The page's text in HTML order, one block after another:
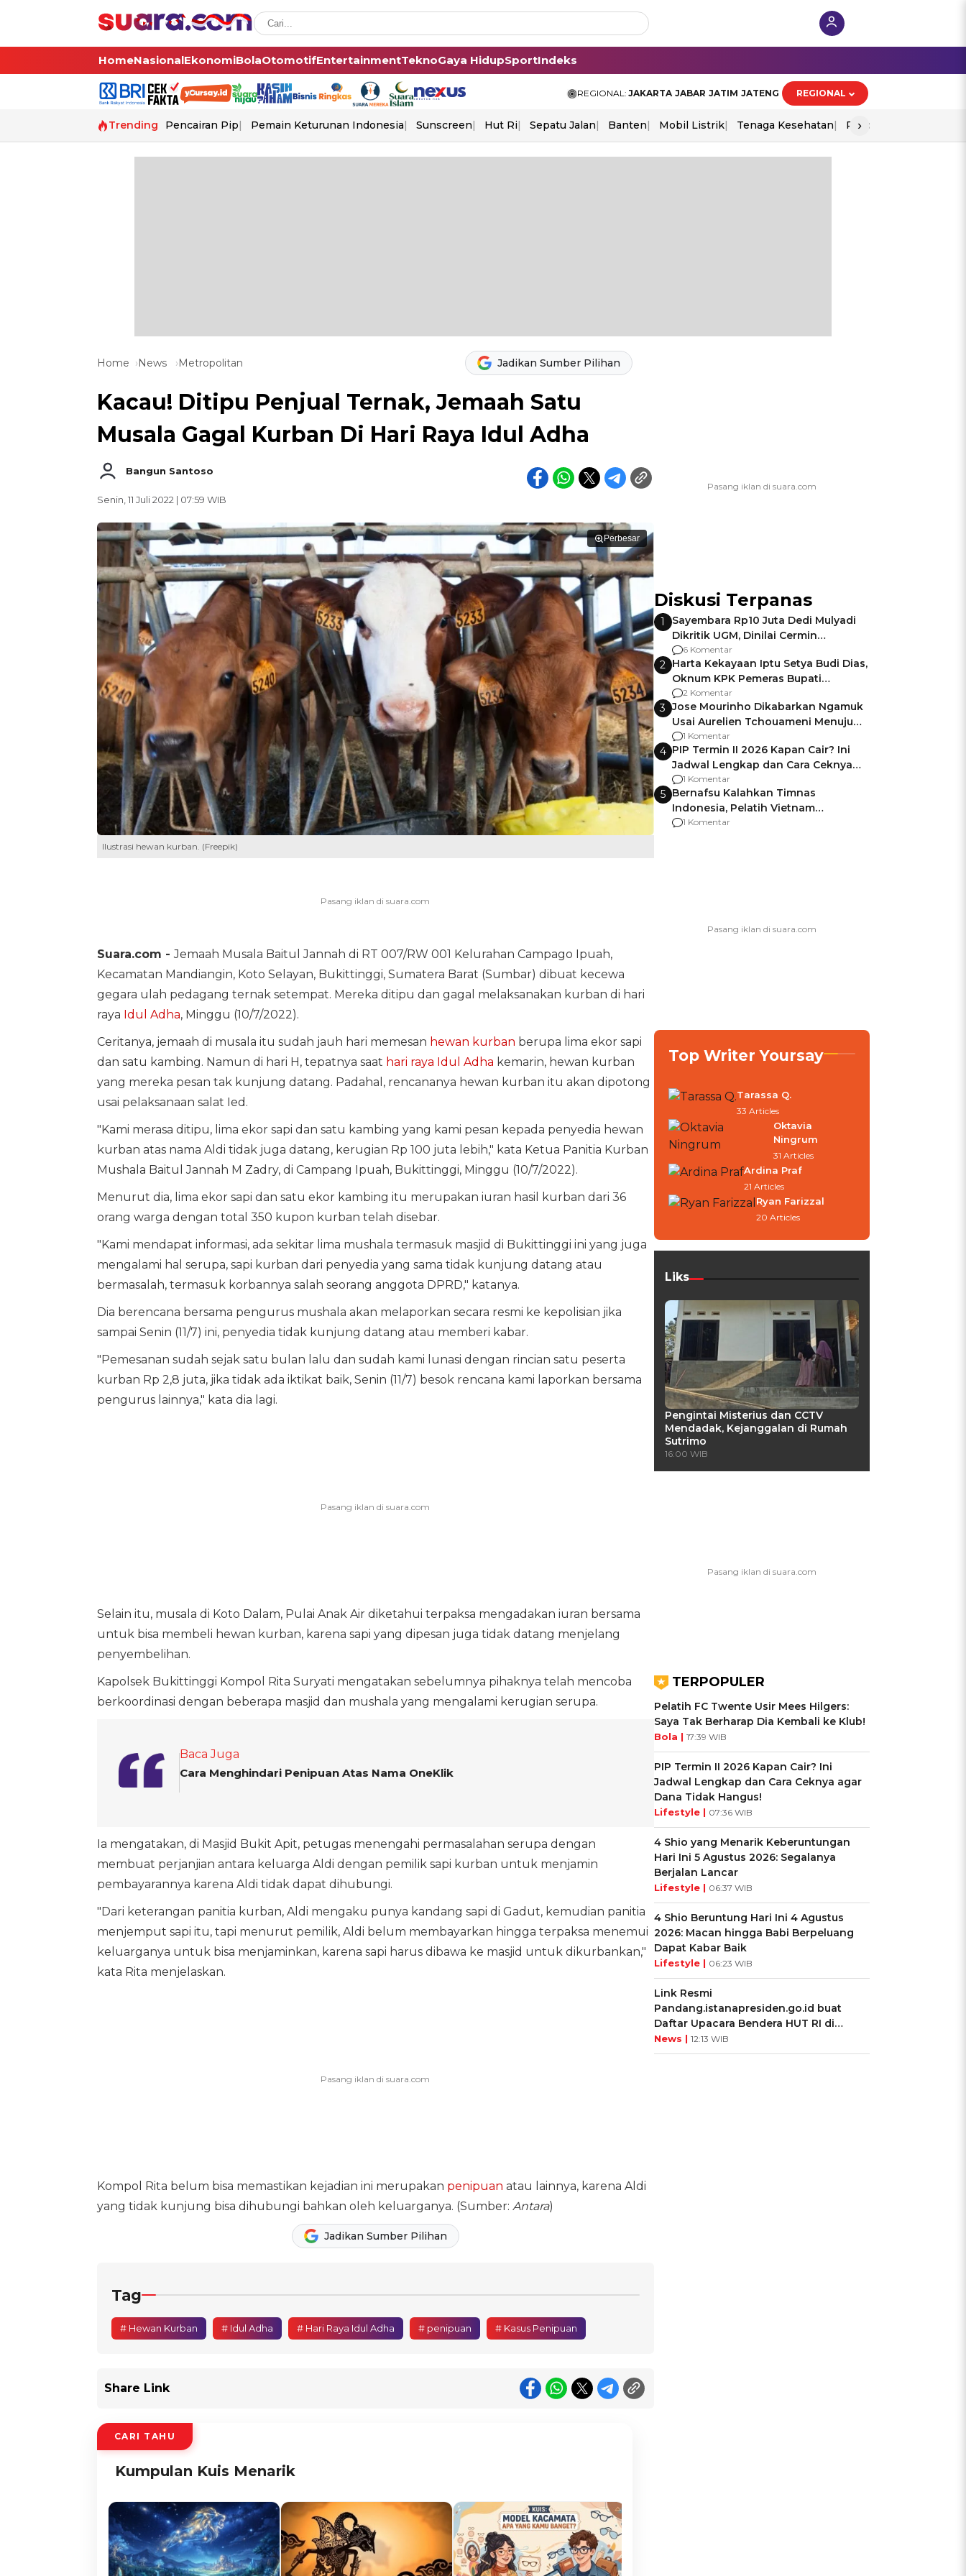
HomeNasionalEkonomiBolaOtomotifEntertainmentTeknoGaya HidupSportIndeks
REGIONAL: JAKARTA JABAR JATIM JATENG REGIONAL
Trending Pencairan Pip Pemain Keturunan Indonesia Sunscreen Hut Ri Sepatu Jalan Banten Mobil Listrik Tenaga Kesehatan Piala Aff 2026
›
Home News Metropolitan Jadikan Sumber Pilihan
Kacau! Ditipu Penjual Ternak, Jemaah Satu
Musala Gagal Kurban Di Hari Raya Idul Adha
Bangun Santoso
Senin, 11 Juli 2022 | 07:59 WIB
Perbesar
Ilustrasi hewan kurban. (Freepik)
Suara.com -Jemaah Musala Baitul Jannah di RT 007/RW 001 Kelurahan Campago Ipuah,
Kecamatan Mandiangin, Koto Selayan, Bukittinggi, Sumatera Barat (Sumbar) dibuat kecewa
gegara ulah pedagang ternak setempat. Mereka ditipu dan gagal melaksanakan kurban di hari
raya Idul Adha, Minggu (10/7/2022).
Ceritanya, jemaah di musala itu sudah jauh hari memesan hewan kurban berupa lima ekor sapi
dan satu kambing. Namun di hari H, tepatnya saat hari raya Idul Adha kemarin, hewan kurban
yang mereka pesan tak kunjung datang. Padahal, rencananya hewan kurban itu akan dipotong
usai pelaksanaan salat Ied.
"Kami merasa ditipu, lima ekor sapi dan satu kambing yang kami pesan kepada penyedia hewan
kurban atas nama Aldi tidak juga datang, kerugian Rp 100 juta lebih," kata Ketua Panitia Kurban
Mushala Baitul Jannah M Zadry, di Campang Ipuah, Bukittinggi, Minggu (10/7/2022).
Menurut dia, lima ekor sapi dan satu ekor kambing itu merupakan iuran hasil kurban dari 36
orang warga dengan total 350 kupon kurban telah disebar.
"Kami mendapat informasi, ada sekitar lima mushala termasuk masjid di Bukittinggi ini yang juga
mengalami hal serupa, sapi kurban dari penyedia yang sama tidak kunjung datang atau
bermasalah, termasuk korbannya salah seorang anggota DPRD," katanya.
Dia berencana bersama pengurus mushala akan melaporkan secara resmi ke kepolisian jika
sampai Senin (11/7) ini, penyedia tidak kunjung datang atau memberi kabar.
"Pemesanan sudah sejak satu bulan lalu dan sudah kami lunasi dengan rincian satu peserta
kurban Rp 2,8 juta, jika tidak ada iktikat baik, Senin (11/7) besok rencana kami laporkan bersama
pengurus lainnya," kata dia lagi.
Selain itu, musala di Koto Dalam, Pulai Anak Air diketahui terpaksa mengadakan iuran bersama
untuk bisa membeli hewan kurban, karena sapi yang dipesan juga tidak datang menjelang
penyembelihan.
Kapolsek Bukittinggi Kompol Rita Suryati mengatakan sebelumnya pihaknya telah mencoba
berkoordinasi dengan beberapa masjid dan mushala yang mengalami kerugian serupa.
Baca Juga
Cara Menghindari Penipuan Atas Nama OneKlik
Ia mengatakan, di Masjid Bukit Apit, petugas menengahi permasalahan serupa dengan
membuat perjanjian antara keluarga Aldi dengan pemilik sapi kurban untuk menjamin
pembayarannya karena Aldi tidak dapat dihubungi.
"Dari keterangan panitia kurban, Aldi mengaku punya kandang sapi di Gadut, kemudian panitia
menjemput sapi itu, tapi menurut pemilik, Aldi belum membayarkan hingga terpaksa menemui
keluarganya untuk bisa menjaminkan, karena sapi harus dibawa ke masjid untuk dikurbankan,"
kata Rita menjelaskan.
Kompol Rita belum bisa memastikan kejadian ini merupakan penipuan atau lainnya, karena Aldi
yang tidak kunjung bisa dihubungi bahkan oleh keluarganya. (Sumber: Antara)
Jadikan Sumber Pilihan
Tag
# Hewan Kurban # Idul Adha # Hari Raya Idul Adha # penipuan # Kasus Penipuan
Share Link
CARI TAHU
Kumpulan Kuis Menarik
Diskusi Terpanas
1
Sayembara Rp10 Juta Dedi Mulyadi
Dikritik UGM, Dinilai Cermin
Gagalnya Negara Jamin Keamanan
6 Komentar
2 Harta Kekayaan Iptu Setya Budi Dias,
Oknum KPK Pemeras Bupati
Pemalang
2 Komentar
3 Jose Mourinho Dikabarkan Ngamuk
Usai Aurelien Tchouameni Menuju
Manchester United
1 Komentar
4 PIP Termin II 2026 Kapan Cair? Ini
Jadwal Lengkap dan Cara Ceknya
agar Dana Tidak Hangus!
1 Komentar
5 Bernafsu Kalahkan Timnas
Indonesia, Pelatih Vietnam
Berencana Pakai Jimat di Pakansari
1 Komentar
Top Writer Yoursay
Tarassa Q.
33 Articles
Oktavia
Ningrum
31 Articles
Ardina Praf
21 Articles
Ryan Farizzal
20 Articles
Liks
Pengintai Misterius dan CCTV
Mendadak, Kejanggalan di Rumah
Sutrimo
16:00 WIB
TERPOPULER
Pelatih FC Twente Usir Mees Hilgers:
Saya Tak Berharap Dia Kembali ke Klub!
Bola | 17:39 WIB
PIP Termin II 2026 Kapan Cair? Ini
Jadwal Lengkap dan Cara Ceknya agar
Dana Tidak Hangus!
Lifestyle | 07:36 WIB
4 Shio yang Menarik Keberuntungan
Hari Ini 5 Agustus 2026: Segalanya
Berjalan Lancar
Lifestyle | 06:37 WIB
4 Shio Beruntung Hari Ini 4 Agustus
2026: Macan hingga Babi Berpeluang
Dapat Kabar Baik
Lifestyle | 06:23 WIB
Link Resmi
Pandang.istanapresiden.go.id buat
Daftar Upacara Bendera HUT RI di
Istana Negara
News | 12:13 WIB